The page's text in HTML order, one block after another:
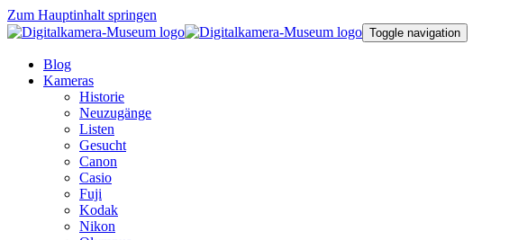
Zum Hauptinhalt springen
Toggle navigation
Blog
Kameras
Historie
Neuzugänge
Listen
Gesucht
Canon
Casio
Fuji
Kodak
Nikon